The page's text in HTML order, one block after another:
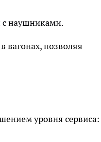
с наушниками.
вагонах, позволяя
уровня сервиса: